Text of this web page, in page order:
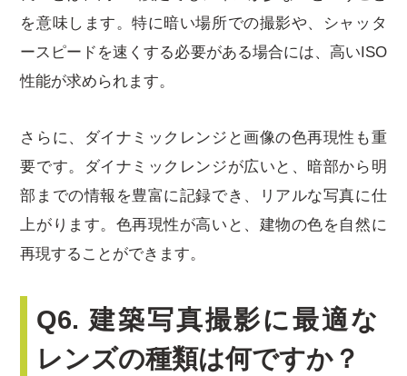
を意味します。特に暗い場所での撮影や、シャッタ
ースピードを速くする必要がある場合には、高いISO
性能が求められます。
さらに、ダイナミックレンジと画像の色再現性も重
要です。ダイナミックレンジが広いと、暗部から明
部までの情報を豊富に記録でき、リアルな写真に仕
上がります。色再現性が高いと、建物の色を自然に
再現することができます。
Q6. 建築写真撮影に最適な
レンズの種類は何ですか？